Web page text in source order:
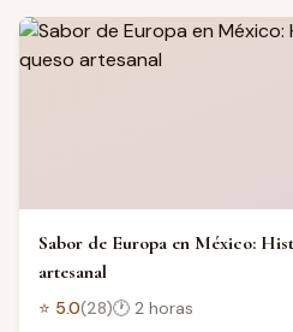
Sabor de Europa en México:
artesanal
⭐ 5.0(28)🕐 2 horas